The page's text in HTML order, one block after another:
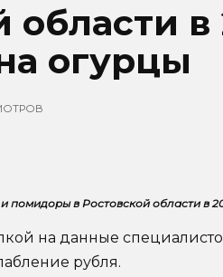
области в
огурцы
помидоры в Ростовской области в
на данные
рубля.